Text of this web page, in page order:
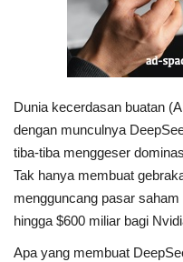
Dunia kecerdasan buatan (
dengan munculnya
tiba-tiba menggeser
Tak hanya membuat
mengguncang pasar
hingga$600 miliar bagi
Apa yang membuat